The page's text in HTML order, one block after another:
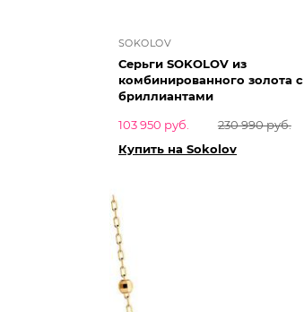
SOKOLOV
Серьги SOKOLOV из
комбинированного золота с
бриллиантами
103 950 руб.
230 990 руб.
Купить на Sokolov